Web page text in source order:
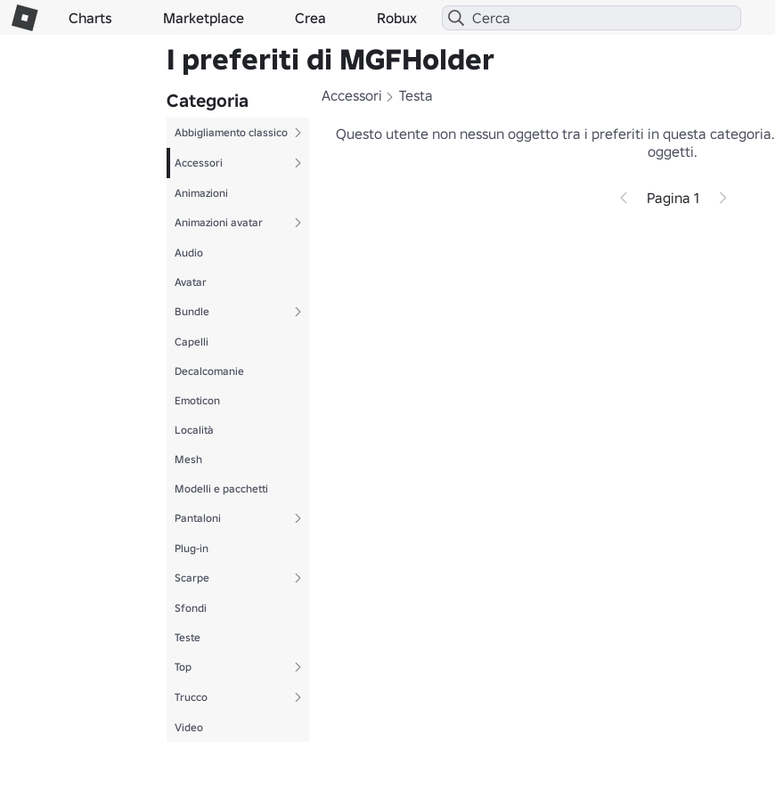
Charts Marketplace Crea Robux
I preferiti di MGFHolder
Categoria
Abbigliamento classico
Accessori
Animazioni
Animazioni avatar
Audio
Avatar
Bundle
Capelli
Decalcomanie
Emoticon
Località
Mesh
Modelli e pacchetti
Pantaloni
Plug-in
Scarpe
Sfondi
Teste
Top
Trucco
Video
Accessori Testa
Questo utente non nessun oggetto tra i preferiti in questa categoria.
oggetti.
Pagina 1